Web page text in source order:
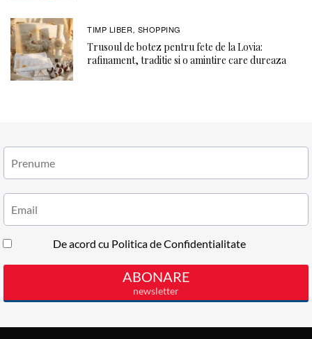
TIMP LIBER , SHOPPING
Trusoul de botez pentru fete de la Lovia:
rafinament, traditie si o amintire care dureaza